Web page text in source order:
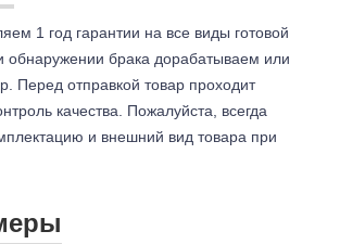
1 год гарантии на все виды готовой
обнаружении брака дорабатываем или
Перед отправкой товар проходит
качества. Пожалуйста, всегда
и внешний вид товара при